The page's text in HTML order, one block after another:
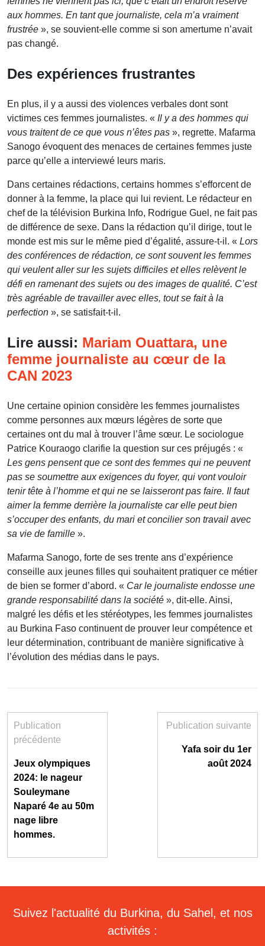
aux hommes. En tant que journaliste, cela m’a vraiment
frustrée », se souvient-elle comme si son amertume n’avait
pas changé.
Des expériences frustrantes
En plus, il y a aussi des violences verbales dont sont
victimes ces femmes journalistes. « Il y a des hommes qui
vous traitent de ce que vous n’êtes pas », regrette. Mafarma
Sanogo évoquent des menaces de certaines femmes juste
parce qu’elle a interviewé leurs maris.
Dans certaines rédactions, certains hommes s’efforcent de
donner à la femme, la place qui lui revient. Le rédacteur en
chef de la télévision Burkina Info, Rodrigue Guel, ne fait pas
de différence de sexe. Dans la rédaction qu’il dirige, tout le
monde est mis sur le même pied d’égalité, assure-t-il. « Lors
des conférences de rédaction, ce sont souvent les femmes
qui veulent aller sur les sujets difficiles et elles relèvent le
défi en ramenant des sujets ou des images de qualité. C’est
très agréable de travailler avec elles, tout se fait à la
perfection », se satisfait-t-il.
Lire aussi: Mariam Ouattara, une
femme journaliste au cœur de la
CAN 2023
Une certaine opinion considère les femmes journalistes
comme personnes aux mœurs légères de sorte que
certaines ont du mal à trouver l’âme sœur. Le sociologue
Patrice Kouraogo clarifie la question sur ces préjugés : «
Les gens pensent que ce sont des femmes qui ne peuvent
pas se soumettre aux exigences du foyer, qui vont vouloir
tenir tête à l’homme et qui ne se laisseront pas faire. Il faut
aimer la femme derrière la journaliste car elle peut bien
s’occuper des enfants, du mari et concilier son travail avec
sa vie de famille ».
Mafarma Sanogo, forte de ses trente ans d’expérience
conseille aux jeunes filles qui souhaitent pratiquer ce métier
de bien se former d’abord. « Car le journaliste endosse une
grande responsabilité dans la société », dit-elle. Ainsi,
malgré les défis et les stéréotypes, les femmes journalistes
au Burkina Faso continuent de prouver leur compétence et
leur détermination, contribuant de manière significative à
l’évolution des médias dans le pays.
Publication
précédente
Jeux olympiques
2024: le nageur
Souleymane
Naparé 4e au 50m
nage libre
hommes.
Publication suivante
Yafa soir du 1er
août 2024
Suivez l'actualité du Burkina, du Sahel, et nos
activités :